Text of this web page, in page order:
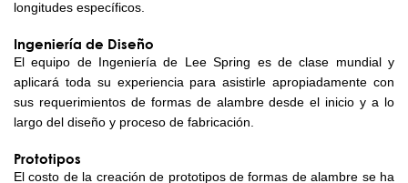
longitudes específicos.
Ingeniería de Diseño
El equipo de Ingeniería de Lee Spring es de clase mundial y
aplicará toda su experiencia para asistirle apropiadamente con
sus requerimientos de formas de alambre desde el inicio y a lo
largo del diseño y proceso de fabricación.
Prototipos
El costo de la creación de prototipos de formas de alambre se ha